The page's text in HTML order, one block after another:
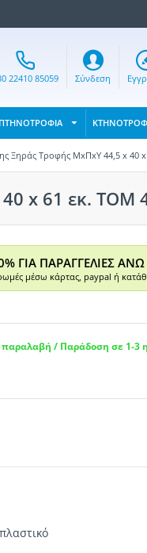
22410 85059 Σύνδεση
ΠΤΗΝΟΤΡΟΦΙΑ
Ξηράς Τροφής ΜxΠxΥ 44,5 x 40 x
x 61 εκ. TOM
ΓΙΑ ΠΑΡΑΓΓΕΛΙΕΣ
μέσω κάρτας, paypal ή
/ Παράδοση σε 1-3